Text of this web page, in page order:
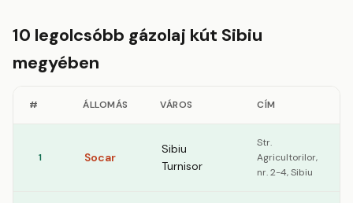
10 legolcsóbb gázolaj kút Sibiu
megyében
# ÁLLOMÁS VÁROS CÍM
1 Socar
Sibiu
Turnisor
Str.
Agricultorilor,
nr. 2-4, Sibiu